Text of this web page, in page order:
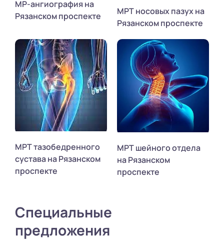
МР-ангиография на
Рязанском проспекте
МРТ носовых пазух на
Рязанском проспекте
МРТ тазобедренного
сустава на Рязанском
проспекте
МРТ шейного отдела
на Рязанском
проспекте
Специальные
предложения